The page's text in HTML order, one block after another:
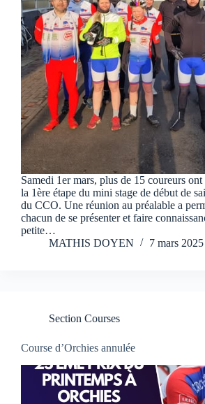
Samedi 1er mars, plus de 15 coureurs
la 1ère étape du mini stage de début de
du CCO. Une réunion au préalable a
chacun de se présenter et faire
petite…
MATHIS DOYEN
7 mars 2025
Section Courses
Course d’Orchies annulée